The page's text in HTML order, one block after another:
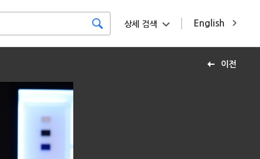
English
상세 검색
이전